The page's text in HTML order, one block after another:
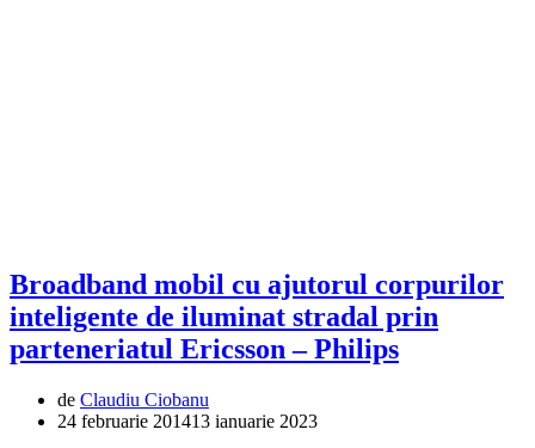
Broadband mobil cu ajutorul corpurilor
inteligente de iluminat stradal prin
parteneriatul Ericsson – Philips
de Claudiu Ciobanu
24 februarie 201413 ianuarie 2023